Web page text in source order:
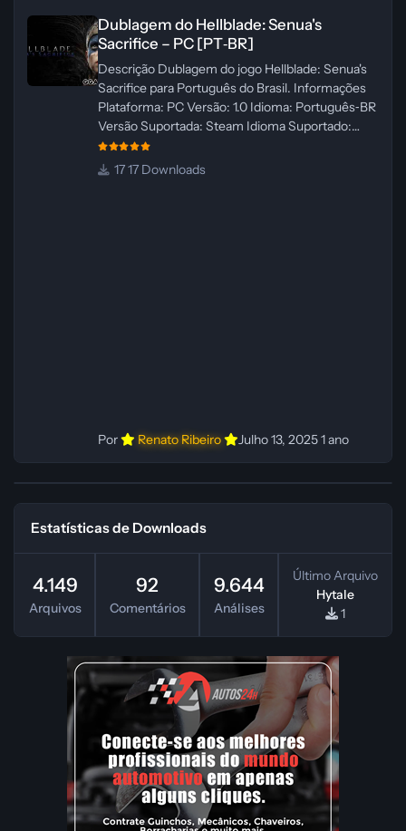
Dublagem do Hellblade: Senua's
Sacrifice – PC [PT‑BR]
Descrição Dublagem do jogo Hellblade: Senua's
Sacrifice para Português do Brasil. Informações
Plataforma: PC Versão: 1.0 Idioma: Português‑BR
Versão Suportada: Steam Idioma Suportado:
Inglês Lançamento: 26/01/2025 Tamanho: 110 MB
Créditos — Central de Traduções
17 Downloads
Por Renato Ribeiro Julho 13, 20251 ano
Estatísticas de Downloads
4.149
Arquivos
92
Comentários
9.644
Análises
Último Arquivo
Hytale
1